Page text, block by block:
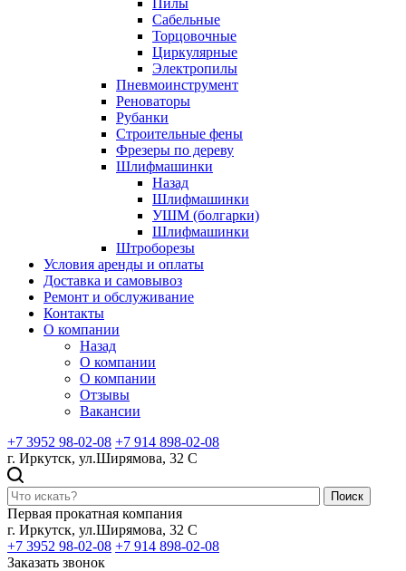
Пилы
Сабельные
Торцовочные
Циркулярные
Электропилы
Пневмоинструмент
Реноваторы
Рубанки
Строительные фены
Фрезеры по дереву
Шлифмашинки
Назад
Шлифмашинки
УШМ (болгарки)
Шлифмашинки
Штроборезы
Условия аренды и оплаты
Доставка и самовывоз
Ремонт и обслуживание
Контакты
О компании
Назад
О компании
О компании
Отзывы
Вакансии
+7 3952 98-02-08 +7 914 898-02-08
г. Иркутск, ул.Ширямова, 32 С
Поиск
Первая прокатная компания
г. Иркутск, ул.Ширямова, 32 С
+7 3952 98-02-08 +7 914 898-02-08
Заказать звонок